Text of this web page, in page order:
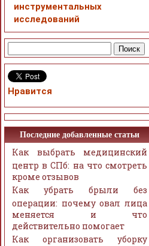
инструментальных
исследований
Нравится
Последние добавленные статьи
Как выбрать медицинский
центр в СПб: на что смотреть
кроме отзывов
Как убрать брыли без
операции: почему овал лица
меняется и что
действительно помогает
Как организовать уборку